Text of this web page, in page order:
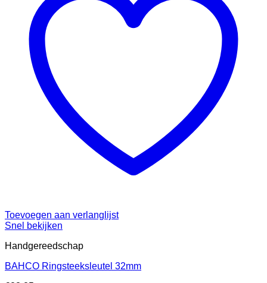
Toevoegen aan verlanglijst
Snel bekijken
Handgereedschap
BAHCO Ringsteeksleutel 32mm